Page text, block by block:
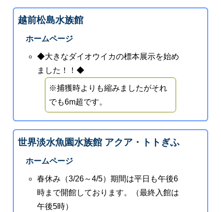
越前松島水族館
ホームページ
◆大きなダイオウイカの標本展示を始め
ました！！◆
※捕獲時よりも縮みましたがそれ
でも6m超です。
世界淡水魚園水族館 アクア・トトぎふ
ホームページ
春休み（3/26～4/5）期間は平日も午後6
時まで開館しております。（最終入館は
午後5時）